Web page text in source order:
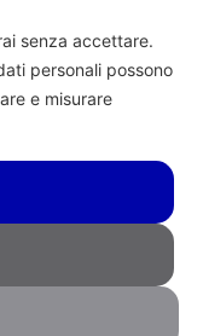
& C. SAS - Via A.
senza accettare.
personali possono
e misurare